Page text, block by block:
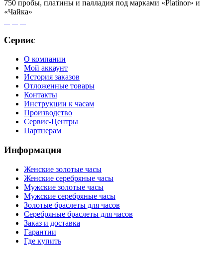
750 пробы, платины и палладия под марками «Platinor» и
«Чайка»
Сервис
О компании
Мой аккаунт
История заказов
Отложенные товары
Контакты
Инструкции к часам
Производство
Сервис-Центры
Партнерам
Информация
Женские золотые часы
Женские серебряные часы
Мужские золотые часы
Мужские серебряные часы
Золотые браслеты для часов
Серебряные браслеты для часов
Заказ и доставка
Гарантии
Где купить